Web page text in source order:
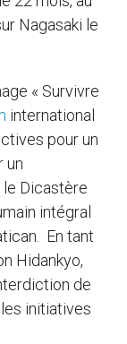
Nagasaki le
« Survivre
international
pour un
un
le Dicastère
intégral
En tant
Hidankyo,
de
les initiatives